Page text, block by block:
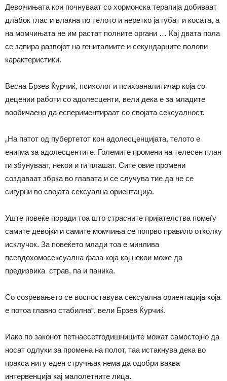
Девојчињата кои почнуваат со хормонска терапија добиваат
длабок глас и влакна по телото и неретко ја губат и косата, а
на момчињата не им растат полните органи … Кај двата пола
се запира развојот на гениталиите и секундарните полови
карактеристики.
Весна Брзев Ќурчиќ, психолог и психоаналитичар која со
децении работи со адолесценти, вели дека е за младите
вообичаено да еспериментираат со својата сексуалност.
„На патот од пубертетот кон адолесценцијата, телото е
енигма за адолесцентите. Големите промени на телесен план
ги збунуваат, некои и ги плашат. Сите овие промени
создаваат збрка во главата и се случува тие да не се
сигурни во својата сексуална ориентација.
Уште повеќе поради тоа што страсните пријателства помеѓу
самите девојки и самите момчиња се попрво правило отколку
исклучок. За повеќето млади тоа е минлива
псевдохомосексуална фаза која кај некои може да
предизвика страв, па и паника.
Со созревањето се воспоставува сексуална ориентација која
е потоа главно стабилна“, вели Брзев Ќурчиќ.
Иако по законот петнаесетгодишниците можат самостојно да
носат одлуки за промена на полот, таа истакнува дека во
пракса ниту еден стручњак нема да одобри ваква
интервенција кај малолетните лица.